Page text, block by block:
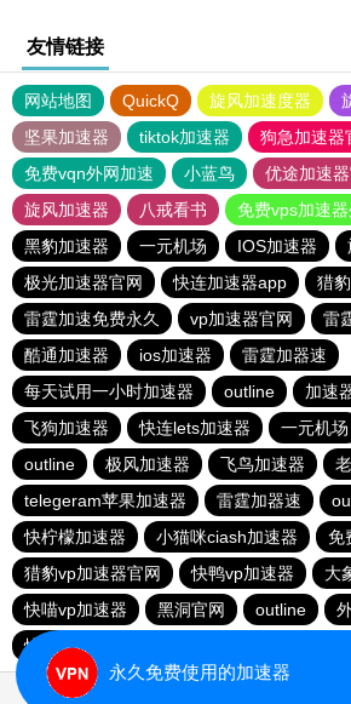
友情链接
网站地图 QuickQ 旋风加速度器
坚果加速器
tiktok加速器
狗急加速器
免费vqn外网加速
小蓝鸟 优途加速
旋风加速器
八戒看书
免费vps加速
黑豹加速器
一元机场 IOS加速器
极光加速器官网
快连加速器app
猎
雷霆加速免费永久
vp加速器官网 雷
酷通加速器
ios加速器
雷霆加器速
每天试用一小时加速器
outline
加速
飞狗加速器
快连lets加速器 一元机场
outline
极风加速器 飞鸟加速器
telegeram苹果加速器
雷霆加器速
快柠檬加速器
小猫咪ciash加速器
免
猎豹vp加速器官网
快鸭vp加速器
大
快喵vp加速器
黑洞官网 outline
快连加速器app
永久免费使用的加速器